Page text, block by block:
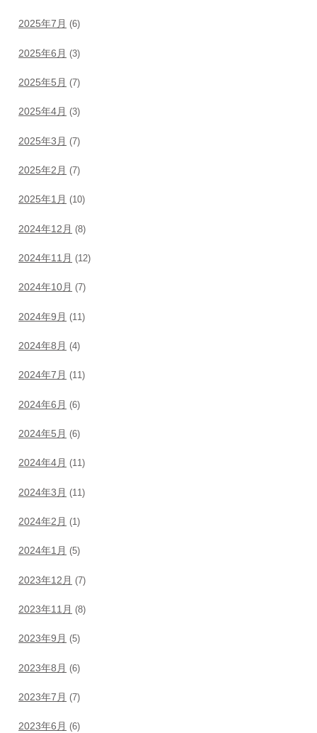
2025年7月 (6)
2025年6月 (3)
2025年5月 (7)
2025年4月 (3)
2025年3月 (7)
2025年2月 (7)
2025年1月 (10)
2024年12月 (8)
2024年11月 (12)
2024年10月 (7)
2024年9月 (11)
2024年8月 (4)
2024年7月 (11)
2024年6月 (6)
2024年5月 (6)
2024年4月 (11)
2024年3月 (11)
2024年2月 (1)
2024年1月 (5)
2023年12月 (7)
2023年11月 (8)
2023年9月 (5)
2023年8月 (6)
2023年7月 (7)
2023年6月 (6)